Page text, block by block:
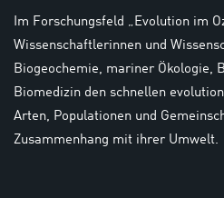
Im Forschungsfeld „Evolution im
Wissenschaftlerinnen und
Biogeochemie, mariner Ökologie,
Biomedizin den schnellen
Arten, Populationen und
Zusammenhang mit ihrer Umwelt.